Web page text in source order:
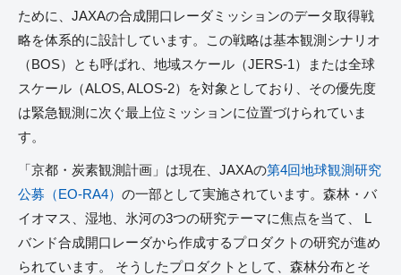
ために、JAXAの合成開口レーダミッションのデータ取得戦
略を体系的に設計しています。この戦略は基本観測シナリオ
（BOS）とも呼ばれ、地域スケール（JERS-1）または全球
スケール（ALOS, ALOS-2）を対象としており、その優先度
は緊急観測に次ぐ最上位ミッションに位置づけられていま
す。
「京都・炭素観測計画」は現在、JAXAの第4回地球観測研究
公募（EO-RA4） の一部として実施されています。森林・バ
イオマス、湿地、氷河の3つの研究テーマに焦点を当て、 L
バンド合成開口レーダから作成するプロダクトの研究が進め
られています。 そうしたプロダクトとして、森林分布とそ